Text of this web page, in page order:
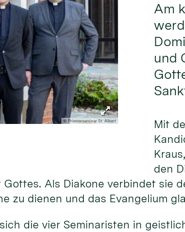
© Priesterseminar St. Albert
Am
und
Mit
den
Als Diakone verbindet sie
zu dienen und das Evangelium
die vier Seminaristen in